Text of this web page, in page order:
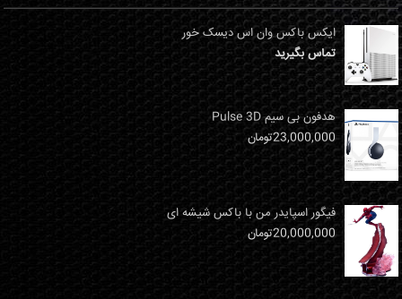
ایکس باکس وان اس دیسک خور
تماس بگیرید
هدفون بی سیم Pulse 3D
23,000,000تومان
فیگور اسپایدر من با باکس شیشه ای
20,000,000تومان